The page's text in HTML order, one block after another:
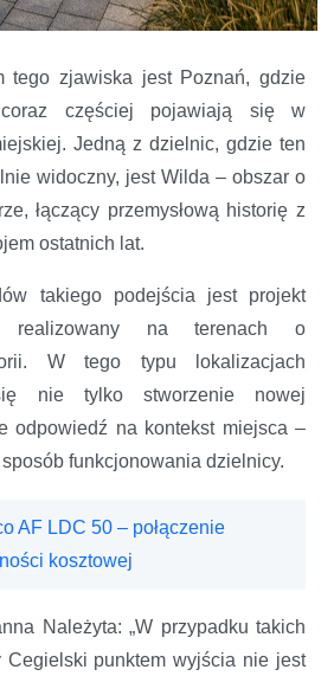
tego zjawiska jest Poznań, gdzie
częściej pojawiają się w
Jedną z dzielnic, gdzie ten
widoczny, jest Wilda – obszar o
łączący przemysłową historię z
ostatnich lat.
takiego podejścia jest projekt
realizowany na terenach o
W tego typu lokalizacjach
nie tylko stworzenie nowej
odpowiedź na kontekst miejsca –
funkcjonowania dzielnicy.
AF LDC 50 – połączenie
kosztowej
Należyta: „W przypadku takich
Cegielski punktem wyjścia nie jest